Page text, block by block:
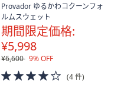
Provador ゆるかわコクーンフォ
ルムスウェット
期間限定価格:
¥5,998
¥6,600 9% OFF
4.0
of
(4 件)